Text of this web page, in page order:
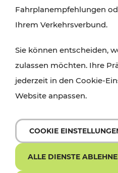
Fahrplanempfehlungen
Ihrem Verkehrsverbund.
Sie können entscheiden,
zulassen möchten. Ihre
jederzeit in den Cookie-
Website anpassen.
COOKIE
ALLE DIENSTE